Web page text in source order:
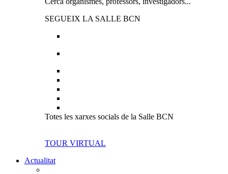
SEGUEIX LA SALLE BCN
Totes les xarxes socials de la Salle BCN
TOUR VIRTUAL
Actualitat